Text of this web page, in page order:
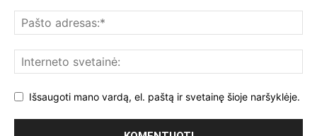
Išsaugoti mano vardą, el. paštą ir svetainę šioje naršyklėje.